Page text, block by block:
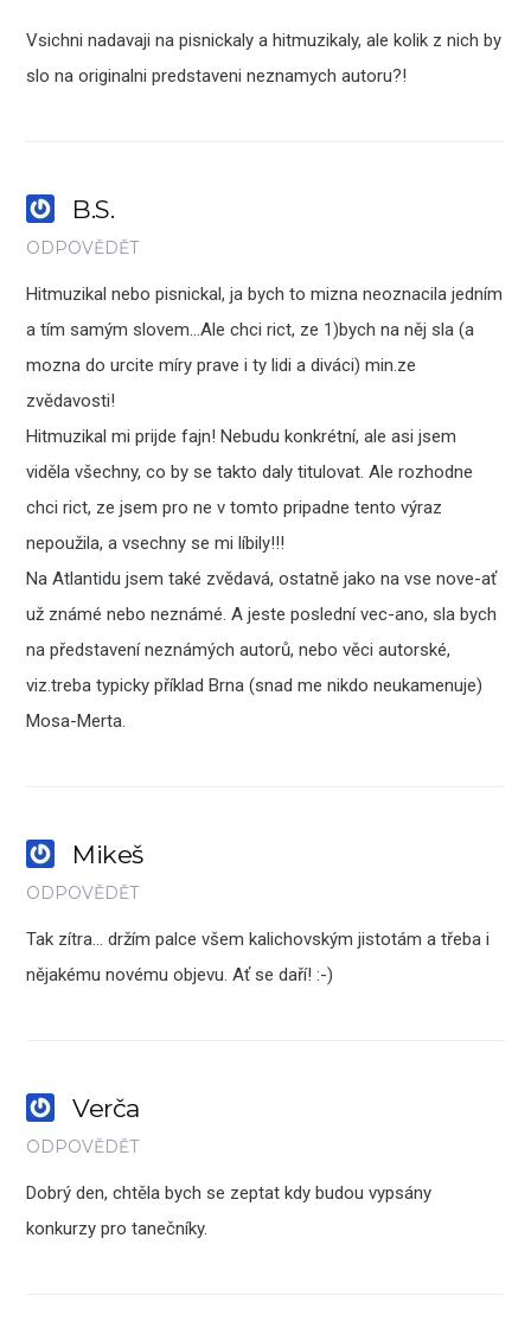
Vsichni nadavaji na pisnickaly a hitmuzikaly, ale kolik z nich by
slo na originalni predstaveni neznamych autoru?!
B.S.
ODPOVĚDĚT
Hitmuzikal nebo pisnickal, ja bych to mizna neoznacila jedním
a tím samým slovem…Ale chci rict, ze 1)bych na něj sla (a
mozna do urcite míry prave i ty lidi a diváci) min.ze
zvědavosti!
Hitmuzikal mi prijde fajn! Nebudu konkrétní, ale asi jsem
viděla všechny, co by se takto daly titulovat. Ale rozhodne
chci rict, ze jsem pro ne v tomto pripadne tento výraz
nepoužila, a vsechny se mi líbily!!!
Na Atlantidu jsem také zvědavá, ostatně jako na vse nove-ať
už známé nebo neznámé. A jeste poslední vec-ano, sla bych
na představení neznámých autorů, nebo věci autorské,
viz.treba typicky příklad Brna (snad me nikdo neukamenuje)
Mosa-Merta.
Mikeš
ODPOVĚDĚT
Tak zítra… držím palce všem kalichovským jistotám a třeba i
nějakému novému objevu. Ať se daří! :-)
Verča
ODPOVĚDĚT
Dobrý den, chtěla bych se zeptat kdy budou vypsány
konkurzy pro tanečníky.